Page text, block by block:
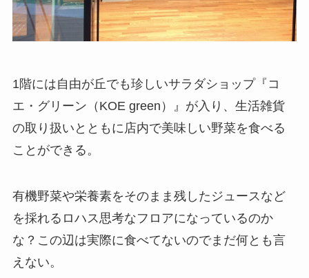
1階には自由が丘でも珍しいサラダショップ『コ
エ・グリーン（KOE green）』が入り、生活雑貨
の取り扱いとともに店内で美味しい野菜を食べる
ことができる。
有機野菜や栄養素をそのまま残したジュースなど
を採れるロハス思考なフロアになっているのか
な？この辺は実際に食べてないのでまだ何とも言
えない。